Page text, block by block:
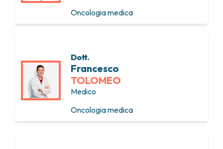
Oncologia medica
Dott.
Francesco
TOLOMEO
Medico
Oncologia medica